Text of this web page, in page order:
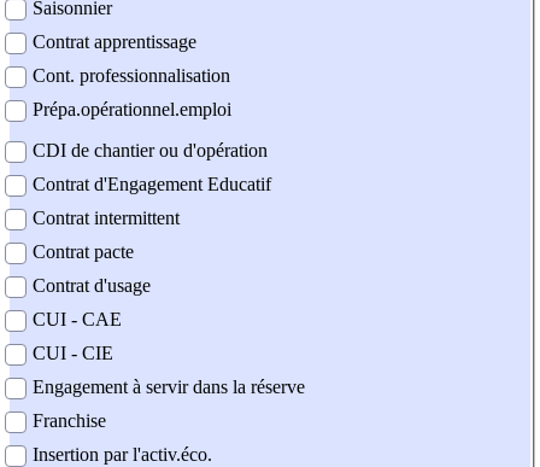
Saisonnier
Contrat apprentissage
Cont. professionnalisation
Prépa.opérationnel.emploi
CDI de chantier ou d'opération
Contrat d'Engagement Educatif
Contrat intermittent
Contrat pacte
Contrat d'usage
CUI - CAE
CUI - CIE
Engagement à servir dans la réserve
Franchise
Insertion par l'activ.éco.